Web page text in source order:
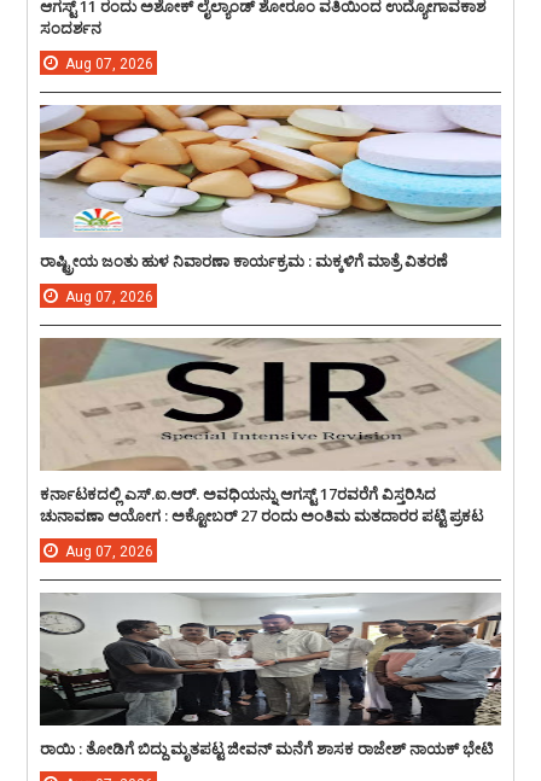
ಆಗಸ್ಟ್ 11 ರಂದು ಅಶೋಕ್ ಲೈಲ್ಯಾಂಡ್ ಶೋರೂಂ ವತಿಯಿಂದ ಉದ್ಯೋಗಾವಕಾಶ
ಸಂದರ್ಶನ
Aug 07, 2026
ರಾಷ್ಟ್ರೀಯ ಜಂತು ಹುಳ ನಿವಾರಣಾ ಕಾರ್ಯಕ್ರಮ : ಮಕ್ಕಳಿಗೆ ಮಾತ್ರೆ ವಿತರಣೆ
Aug 07, 2026
ಕರ್ನಾಟಕದಲ್ಲಿ ಎಸ್.ಐ.ಆರ್. ಅವಧಿಯನ್ನು ಆಗಸ್ಟ್ 17ರವರೆಗೆ ವಿಸ್ತರಿಸಿದ
ಚುನಾವಣಾ ಆಯೋಗ : ಅಕ್ಟೋಬರ್ 27 ರಂದು ಅಂತಿಮ ಮತದಾರರ ಪಟ್ಟಿ ಪ್ರಕಟ
Aug 07, 2026
ರಾಯಿ : ತೋಡಿಗೆ ಬಿದ್ದು ಮೃತಪಟ್ಟ ಜೀವನ್ ಮನೆಗೆ ಶಾಸಕ ರಾಜೇಶ್ ನಾಯಕ್ ಭೇಟಿ